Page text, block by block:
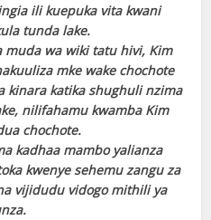
ili kuepuka vita kwani
tunda lake.
wa wiki tatu hivi, Kim
mke wake chochote
katika shughuli nzima
nilifahamu kwamba Kim
chochote.
kadhaa mambo yalianza
kwenye sehemu zangu za
vijidudu vidogo mithili ya